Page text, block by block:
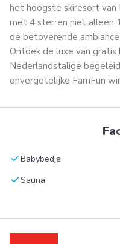
het hoogste skiresort van
met 4 sterren niet alleen
de betoverende
Ontdek de luxe van gratis
Nederlandstalige
onvergetelijke FamFun
checkBabybedje
checkSauna